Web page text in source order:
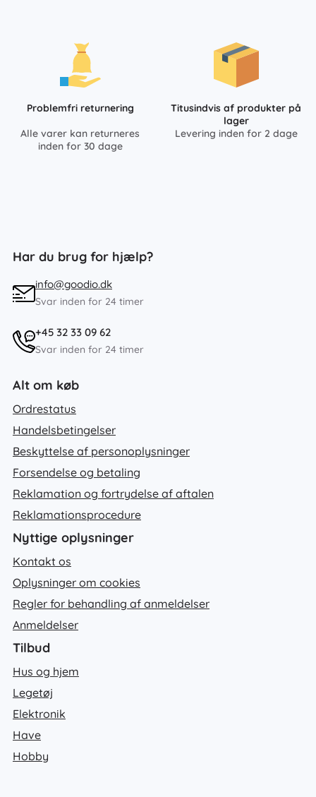
Problemfri returnering
Alle varer kan returneres
inden for 30 dage
Titusindvis af produkter på
lager
Levering inden for 2 dage
Har du brug for hjælp?
info@goodio.dk
Svar inden for 24 timer
+45 32 33 09 62
Svar inden for 24 timer
Alt om køb
Ordrestatus
Handelsbetingelser
Beskyttelse af personoplysninger
Forsendelse og betaling
Reklamation og fortrydelse af aftalen
Reklamationsprocedure
Nyttige oplysninger
Kontakt os
Oplysninger om cookies
Regler for behandling af anmeldelser
Anmeldelser
Tilbud
Hus og hjem
Legetøj
Elektronik
Have
Hobby